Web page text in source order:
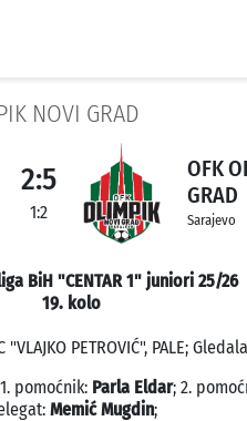
NOVI GRAD
2:5
1:2
OFK
GRAD
Sarajevo
BiH "CENTAR 1" juniori 25/26
19. kolo
"VLAJKO PETROVIĆ", PALE;
pomoćnik: Parla Eldar; 2.
Memić Mugdin;